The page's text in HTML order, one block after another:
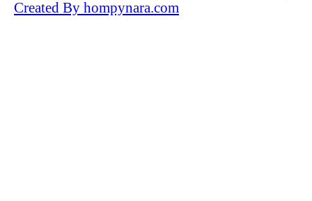
Created By hompynara.com